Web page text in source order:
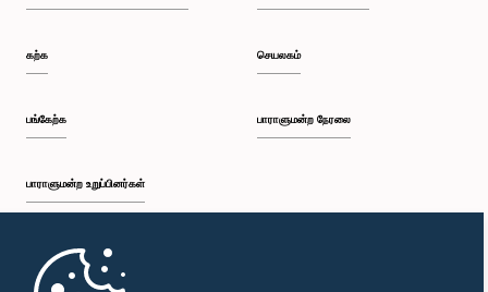
கற்க
பங்கேற்க
பாராளுமன்ற உறுப்பினர்கள்
முதற்பக்கம்
செயலகம்
பாராளுமன்ற நேரலை